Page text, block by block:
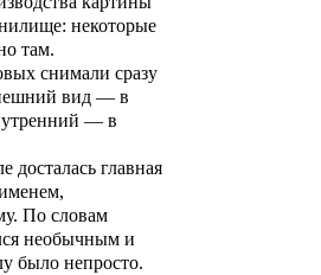
некоторые
там.
снимали сразу
вид — в
— в
досталась главная
По словам
необычным и
было непросто.